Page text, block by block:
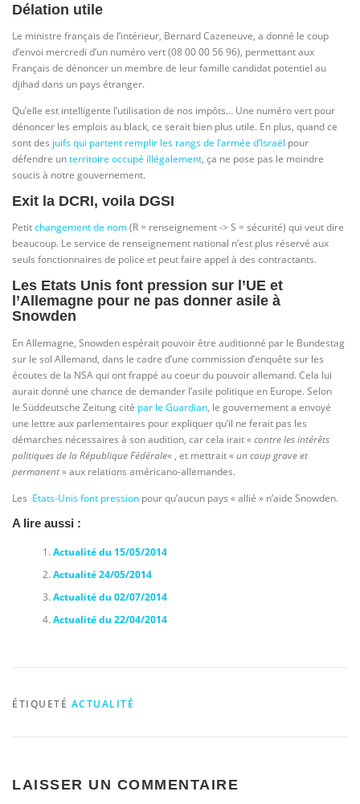
Délation utile
Le ministre français de l’intérieur, Bernard Cazeneuve, a donné le coup
d’envoi mercredi d’un numéro vert (08 00 00 56 96), permettant aux
Français de dénoncer un membre de leur famille candidat potentiel au
djihad dans un pays étranger.
Qu’elle est intelligente l’utilisation de nos impôts… Une numéro vert pour
dénoncer les emplois au black, ce serait bien plus utile. En plus, quand ce
sont des juifs qui partent remplir les rangs de l’armée d’Israël pour
défendre unterritoire occupé illégalement, ça ne pose pas le moindre
soucis à notre gouvernement.
Exit la DCRI, voila DGSI
Petitchangement de nom(R = renseignement -> S = sécurité) qui veut dire
beaucoup. Le service de renseignement national n’est plus réservé aux
seuls fonctionnaires de police et peut faire appel à des contractants.
Les Etats Unis font pression sur l’UE et
l’Allemagne pour ne pas donner asile à
Snowden
En Allemagne, Snowdenespérait pouvoir être auditionné par le Bundestag
sur le sol Allemand, dans le cadre d’une commission d’enquête sur les
écoutes de la NSA qui ont frappé au coeur du pouvoir allemand. Cela lui
aurait donné une chance de demander l’asile politique en Europe. Selon
le Süddeutsche Zeitung cité par le Guardian, le gouvernement a envoyé
une lettre aux parlementaires pour expliquer qu’il ne ferait pas les
démarches nécessaires à son audition, car cela irait «contre les intérêts
politiques de la République Fédérale« , et mettrait «un coup grave et
permanent» aux relations américano-allemandes.
Les Etats-Unis font pression pour qu’aucun pays « allié » n’aide Snowden.
A lire aussi :
Actualité du 15/05/2014
Actualité 24/05/2014
Actualité du 02/07/2014
Actualité du 22/04/2014
ÉTIQUETÉ ACTUALITÉ
LAISSER UN COMMENTAIRE